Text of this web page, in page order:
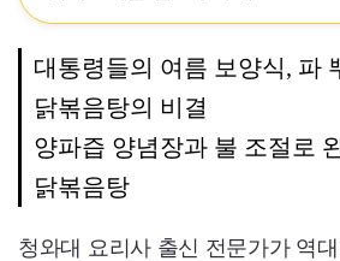
대통령들의 여름 보양식, 파
닭볶음탕의 비결
양파즙 양념장과 불 조절로
닭볶음탕
청와대 요리사 출신 전문가가 역